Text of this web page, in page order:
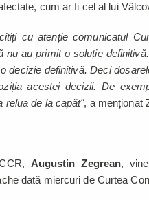
cum ar fi cel al lui
cu atenție comunicatul
au primit o soluție
decizie definitivă. Deci
acestei decizii. De
relua de la capăt", a menționat
Augustin Zegrean,
dată miercuri de Curtea